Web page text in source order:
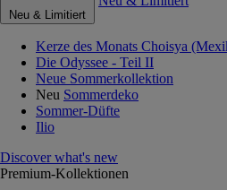
Neu & Limitiert
Kerze des Monats Choisya
Die Odyssee - Teil II
Neue Sommerkollektion
Neu Sommerdeko
Sommer-Düfte
Ilio
Discover what's new
Premium-Kollektionen